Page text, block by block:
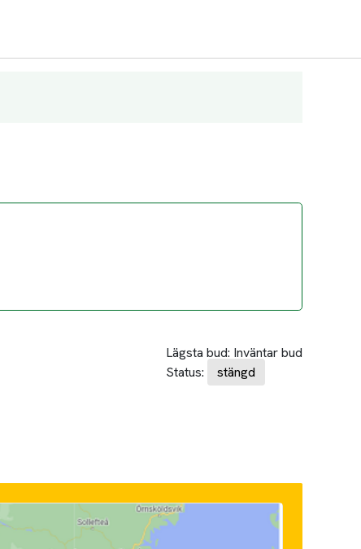
Lägsta bud: Inväntar bud
Status:
stängd